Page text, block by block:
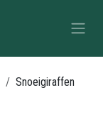
Snoeigiraffen